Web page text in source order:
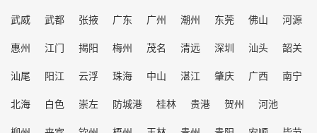
武威
武都 张掖 广东 广州 潮州 东莞 佛山
河源
惠州
江门 揭阳 梅州 茂名 清远 深圳 汕头
韶关
汕尾
阳江 云浮 珠海 中山 湛江 肇庆 广西
南宁
北海
白色 崇左 防城港 桂林 贵港 贺州
河池